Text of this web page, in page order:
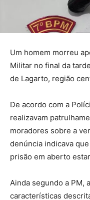
Um homem morreu
Militar no final da
de Lagarto, região
De acordo com a
realizavam
moradores sobre a
denúncia indicava
prisão em aberto
Ainda segundo a PM,
características